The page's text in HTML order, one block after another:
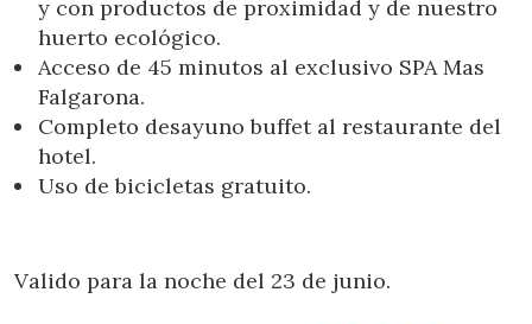
CA ES EN FR
y con productos de proximidad y de nuestro
huerto ecológico.
Acceso de 45 minutos al exclusivo SPA Mas
Falgarona.
Completo desayuno buffet al restaurante del
hotel.
Uso de bicicletas gratuito.
Valido para la noche del 23 de junio.